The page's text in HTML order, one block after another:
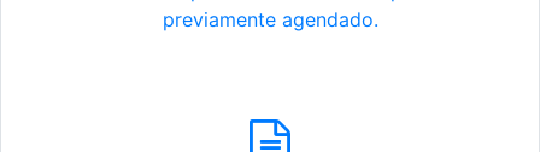
previamente agendado.